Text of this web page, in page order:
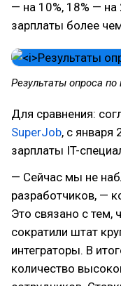
— на 10%, 18% —
зарплаты более
Результаты опроса
Для сравнения:
SuperJob, с января
зарплаты IT-
— Сейчас мы не
разработчиков, —
Это связано с тем,
сократили штат
интеграторы. В
количество